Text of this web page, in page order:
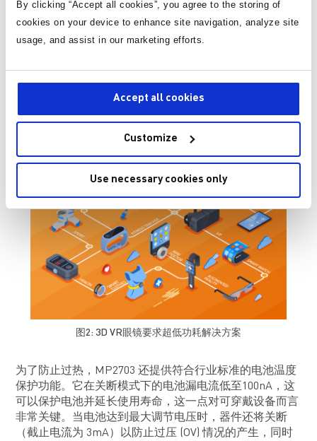
By clicking “Accept all cookies”, you agree to the storing of
cookies on your device to enhance site navigation, analyze site
usage, and assist in our marketing efforts.
Accept all cookies
Customize
Use necessary cookies only
如前所述，线性充电器的一个常见缺点是高功耗会导致额
外热量的产生。而MP2703 在设计时就考虑到了这一点。
它支持 1.78W 的连续功耗，并通过封装、PCB 和周围气
最大充电电流为 1A 的小电路板区域，设计人员无需再为
图2: 3D VR眼镜要求超低功耗解决方案
为了防止过热，MP2703 还提供符合行业标准的电池温度
保护功能。它在关断模式下的电池漏电流低至100nA，这
可以保护电池并延长使用寿命，这一点对可穿戴设备而言
非常关键。当电池达到最大调节电压时，器件还将关断
（截止电流为 3mA）以防止过压 (OV) 情况的产生，同时